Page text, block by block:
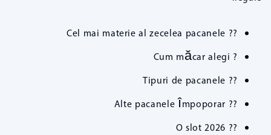
?? Cel mai materie al zecelea pacanele
? Cum măcar alegi
?? Tipuri de pacanele
?? Alte pacanele împoporar
?? O slot 2026